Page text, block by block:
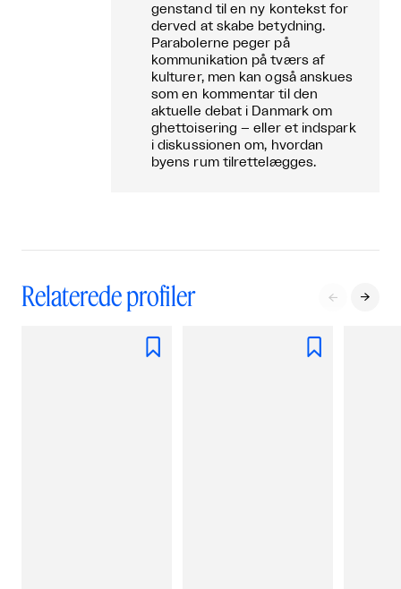
genstand til en ny kontekst for
derved at skabe betydning.
Parabolerne peger på
kommunikation på tværs af
kulturer, men kan også anskues
som en kommentar til den
aktuelle debat i Danmark om
ghettoisering – eller et indspark
i diskussionen om, hvordan
byens rum tilrettelægges.
Relaterede profiler  
 